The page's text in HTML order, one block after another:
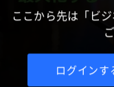
ここから先は「ビ
ログインす